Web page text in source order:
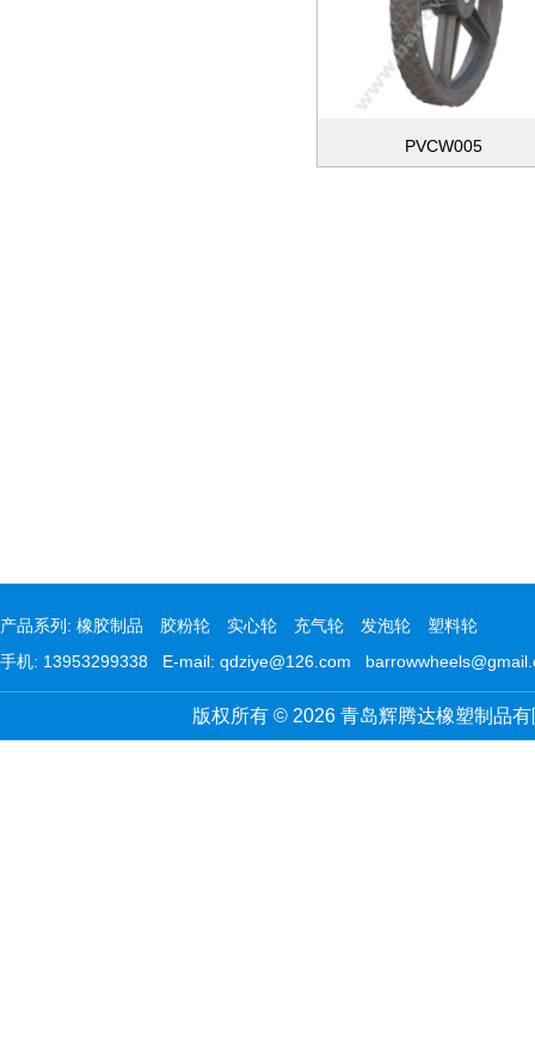
PVCW005
产品系列: 橡胶制品 胶粉轮 实心轮 充气轮 发泡轮
塑料轮
手机: 13953299338 E-mail: qdziye@126.com
版权所有 © 2026 青岛辉腾达橡塑制品